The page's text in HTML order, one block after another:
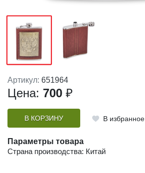
Артикул: 651964
Цена: 700 ₽
В КОРЗИНУ В избранное
Параметры товара
Страна производства: Китай